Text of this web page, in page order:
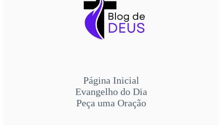
Página Inicial
Evangelho do Dia
Peça uma Oração